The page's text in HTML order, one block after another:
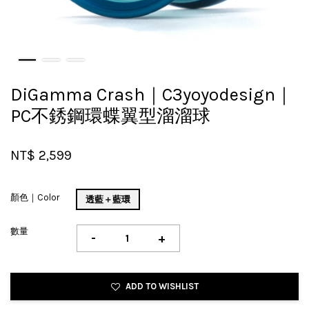
DiGamma Crash｜C3yoyodesign｜
PC不銹鋼環蝶翼型溜溜球
NT$ 2,599
顏色｜Color 透藍＋藍環
數量 - +
ADD TO WISHLIST